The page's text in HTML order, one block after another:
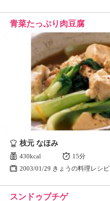
青菜たっぷり肉豆腐
枝元 なほみ
430kcal
15分
2003/01/29 きょうの料理レシピ
スンドゥブチゲ